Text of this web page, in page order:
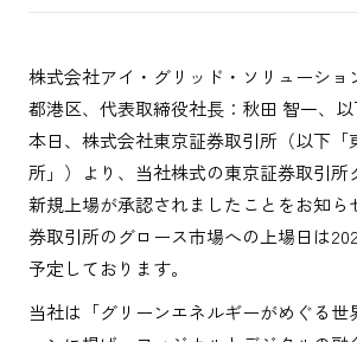
株式会社アイ・グリッド・ソリューショ
都港区、代表取締役社長：秋田 智一、以
本日、株式会社東京証券取引所（以下「
所」）より、当社株式の東京証券取引所
新規上場が承認されましたことをお知ら
券取引所のグロース市場への上場日は
予定しております。
当社は「グリーンエネルギーがめぐる世